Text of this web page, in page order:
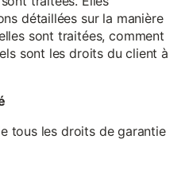
détaillées sur la manière
sont traitées, comment
sont les droits du client à
tous les droits de garantie